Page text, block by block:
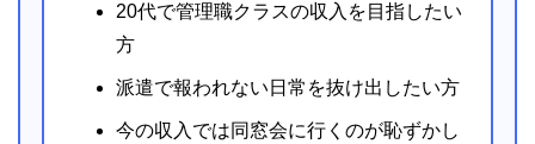
20代で管理職クラスの収入を目指したい
方
派遣で報われない日常を抜け出したい方
今の収入では同窓会に行くのが恥ずかし